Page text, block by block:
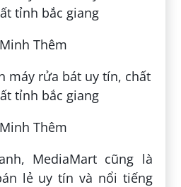
Thêm
Thêm
MediaMart cũng là
lẻ uy tín và nổi tiếng